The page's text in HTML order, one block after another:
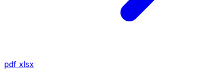
pdf xlsx